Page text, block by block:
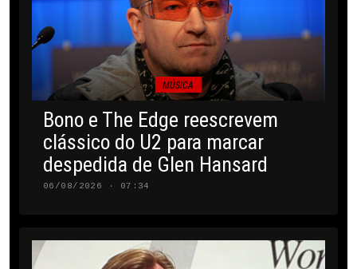
MÚSICA
Bono e The Edge reescrevem
clássico do U2 para marcar
despedida de Glen Hansard
06/08/2026 · 07:34